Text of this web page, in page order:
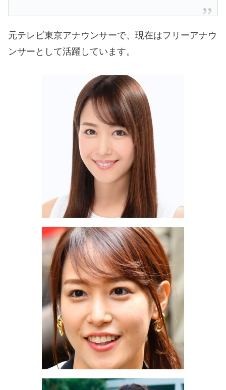
元テレビ東京アナウンサーで、現在はフリーアナウ
ンサーとして活躍しています。